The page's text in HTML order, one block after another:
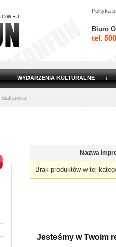
Polityka
Biuro
tel.
WYDARZENIA KULTURALNE
Siatkówka
Nazwa
Brak produktów w tej
Jesteśmy w Twoim